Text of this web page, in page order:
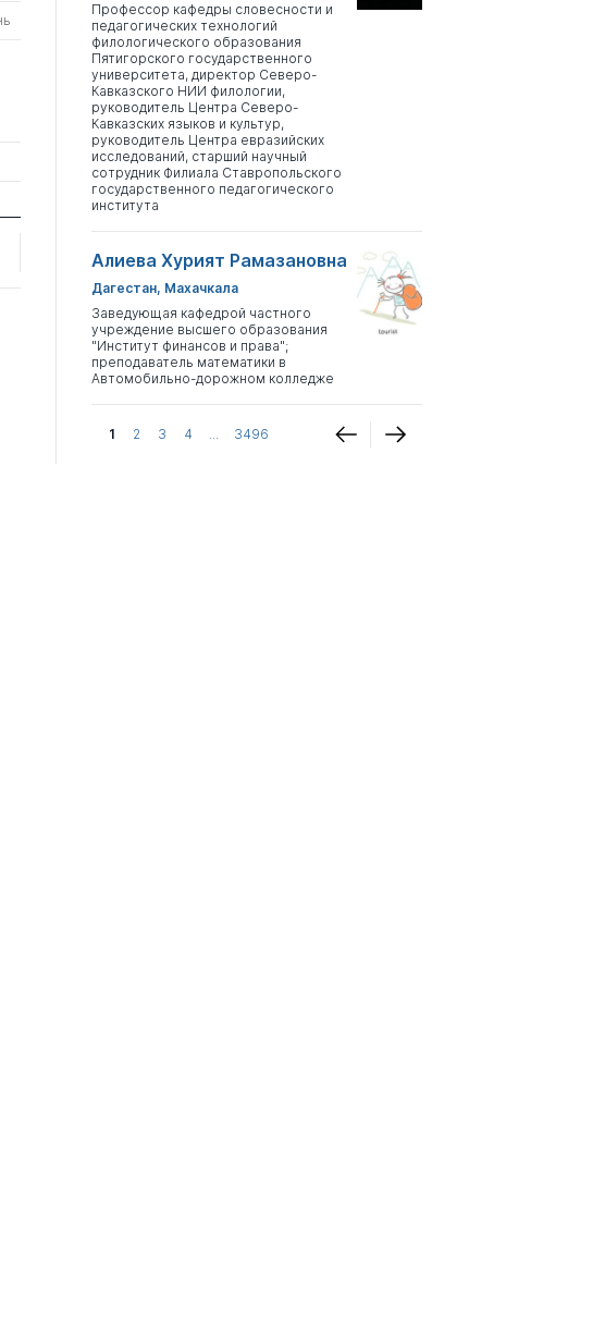
Профессор кафедры словесности и
педагогических технологий
филологического образования
Пятигорского государственного
университета, директор Северо-
Кавказского НИИ филологии,
руководитель Центра Северо-
Кавказских языков и культур,
руководитель Центра евразийских
исследований, старший научный
сотрудник Филиала Ставропольского
государственного педагогического
института
Алиева Хурият Рамазановна
Дагестан, Махачкала
Заведующая кафедрой частного
учреждение высшего образования
"Институт финансов и права";
преподаватель математики в
Автомобильно-дорожном колледже
1 2 3 4 ... 3496